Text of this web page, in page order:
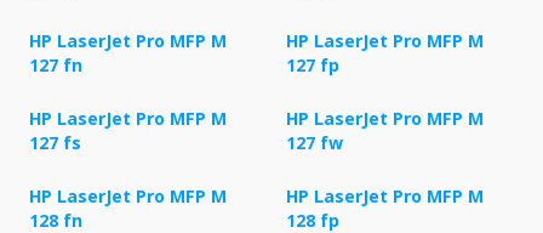
HP LaserJet Pro MFP M
127 fn
HP LaserJet Pro MFP M
127 fp
HP LaserJet Pro MFP M
127 fs
HP LaserJet Pro MFP M
127 fw
HP LaserJet Pro MFP M
128 fn
HP LaserJet Pro MFP M
128 fp